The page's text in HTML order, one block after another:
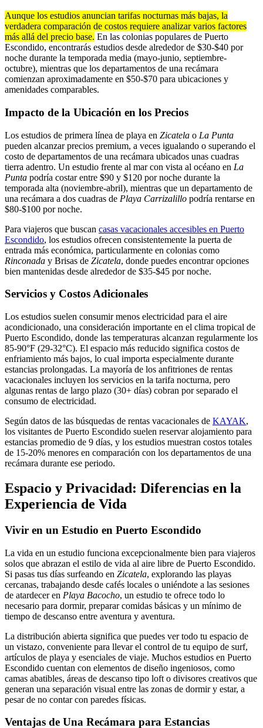
Aunque los estudios anuncian tarifas nocturnas más bajas, la
verdadera comparación de costos requiere analizar varios factores
más allá del precio base. En las colonias populares de Puerto
Escondido, encontrarás estudios desde alrededor de $30-$40 por
noche durante la temporada media (mayo-junio, septiembre-
octubre), mientras que los departamentos de una recámara
comienzan aproximadamente en $50-$70 para ubicaciones y
amenidades comparables.
Impacto de la Ubicación en los Precios
Los estudios de primera línea de playa en Zicatela o La Punta
pueden alcanzar precios premium, a veces igualando o superando el
costo de departamentos de una recámara ubicados unas cuadras
tierra adentro. Un estudio frente al mar con vista al océano en La
Punta podría costar entre $90 y $120 por noche durante la
temporada alta (noviembre-abril), mientras que un departamento de
una recámara a dos cuadras de Playa Carrizalillo podría rentarse en
$80-$100 por noche.
Para viajeros que buscan casas vacacionales accesibles en Puerto
Escondido, los estudios ofrecen consistentemente la puerta de
entrada más económica, particularmente en colonias como
Rinconada y Brisas de Zicatela, donde puedes encontrar opciones
bien mantenidas desde alrededor de $35-$45 por noche.
Servicios y Costos Adicionales
Los estudios suelen consumir menos electricidad para el aire
acondicionado, una consideración importante en el clima tropical de
Puerto Escondido, donde las temperaturas alcanzan regularmente los
85-90°F (29-32°C). El espacio más reducido significa costos de
enfriamiento más bajos, lo cual importa especialmente durante
estancias prolongadas. La mayoría de los anfitriones de rentas
vacacionales incluyen los servicios en la tarifa nocturna, pero
algunas rentas de largo plazo (30+ días) cobran por separado el
consumo de electricidad.
Según datos de las búsquedas de rentas vacacionales de KAYAK,
los visitantes de Puerto Escondido suelen reservar alojamiento para
estancias promedio de 9 días, y los estudios muestran costos totales
de 15-20% menores en comparación con los departamentos de una
recámara durante ese periodo.
Espacio y Privacidad: Diferencias en la
Experiencia de Vida
Vivir en un Estudio en Puerto Escondido
La vida en un estudio funciona excepcionalmente bien para viajeros
solos que abrazan el estilo de vida al aire libre de Puerto Escondido.
Si pasas tus días surfeando en Zicatela, explorando las playas
cercanas, trabajando desde cafés locales o uniéndote a las sesiones
de atardecer en Playa Bacocho, un estudio te ofrece todo lo
necesario para dormir, preparar comidas básicas y un mínimo de
tiempo de descanso entre aventura y aventura.
La distribución abierta significa que puedes ver todo tu espacio de
un vistazo, conveniente para llevar el control de tu equipo de surf,
artículos de playa y esenciales de viaje. Muchos estudios en Puerto
Escondido cuentan con elementos de diseño ingeniosos, como
camas abatibles, áreas de descanso tipo loft o divisores creativos que
generan una separación visual entre las zonas de dormir y estar, a
pesar de no contar con paredes físicas.
Ventajas de Una Recámara para Estancias